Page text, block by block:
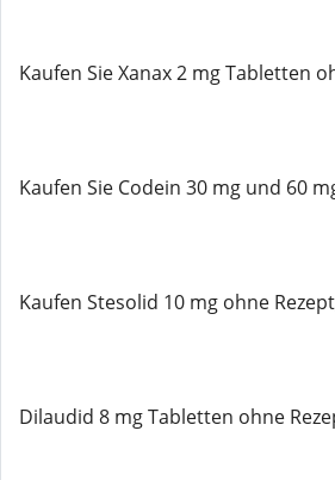
Kaufen Sie Xanax 2 mg Tabletten
Kaufen Sie Codein 30 mg und 60
Kaufen Stesolid 10 mg ohne
Dilaudid 8 mg Tabletten ohne